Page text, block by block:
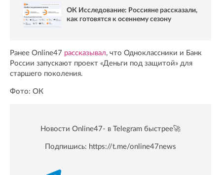
ОК Исследование: Россияне рассказали,
как готовятся к осеннему сезону
Ранее Online47 рассказывал, что Одноклассники и Банк
России запускают проект «Деньги под защитой» для
старшего поколения.
Фото: ОК
Новости Online47- в Telegram быстрее🚀
Подпишись: https://t.me/online47news